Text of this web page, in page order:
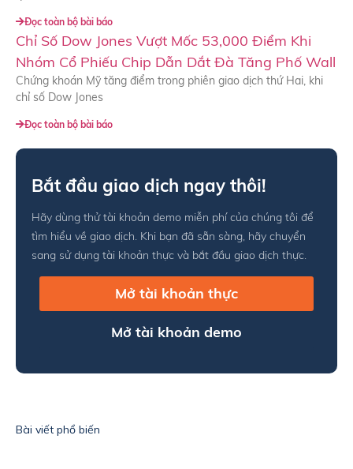
Đọc toàn bộ bài báo
Chỉ Số Dow Jones Vượt Mốc 53,000 Điểm Khi
Nhóm Cổ Phiếu Chip Dẫn Dắt Đà Tăng Phố Wall
Chứng khoán Mỹ tăng điểm trong phiên giao dịch thứ Hai, khi
chỉ số Dow Jones
Đọc toàn bộ bài báo
Bắt đầu giao dịch ngay thôi!
Hãy dùng thử tài khoản demo miễn phí của chúng tôi để
tìm hiểu về giao dịch. Khi bạn đã sẵn sàng, hãy chuyển
sang sử dụng tài khoản thực và bắt đầu giao dịch thực.
Mở tài khoản thực
Mở tài khoản demo
Bài viết phổ biến